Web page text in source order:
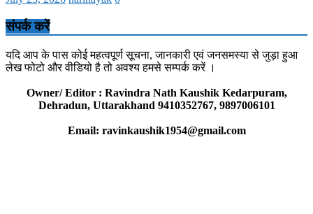
संपर्क करें
यदि आप के पास कोई महत्वपूर्ण सूचना, जानकारी एवं जनसमस्या से जुड़ा हुआ
लेख फोटो और वीडियो है तो अवश्य हमसे सम्पर्क करें ।
Owner/ Editor : Ravindra Nath Kaushik Kedarpuram,
Dehradun, Uttarakhand 9410352767, 9897006101
Email: ravinkaushik1954@gmail.com